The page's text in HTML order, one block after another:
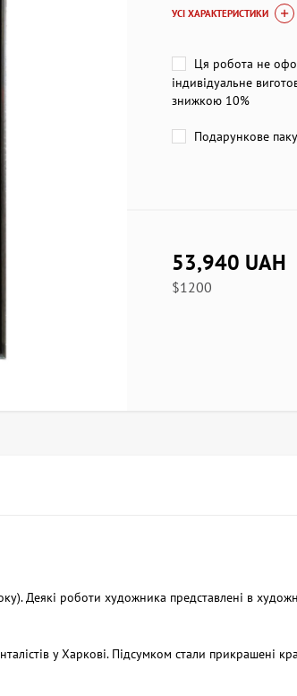
УСІ ХАРАКТЕРИСТИКИ
Ця робота не
індивідуальне
знижкою 10%
Подарункове
53,940 UAH
$1200
Деякі роботи художника представлені в
у Харкові. Підсумком стали прикрашені